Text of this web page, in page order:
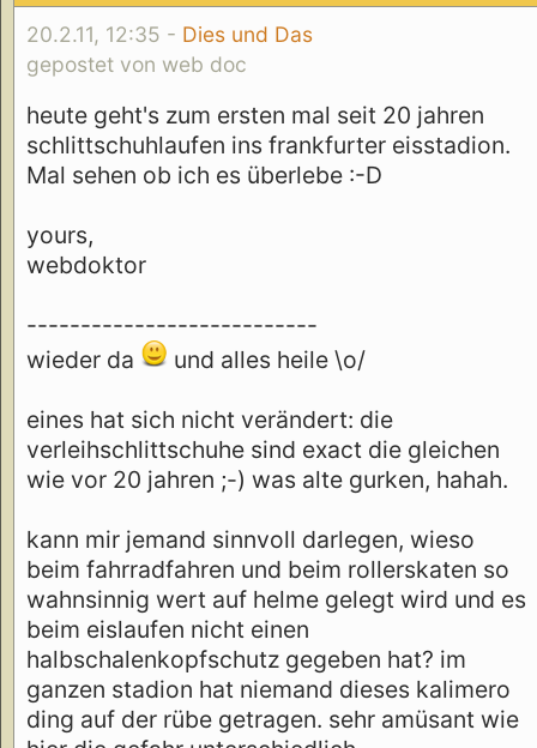
20.2.11, 12:35 - Dies und Das
gepostet von web doc
heute geht's zum ersten mal seit 20 jahren
schlittschuhlaufen ins frankfurter eisstadion.
Mal sehen ob ich es überlebe :-D
yours,
webdoktor
---------------------------
wieder da
und alles heile \o/
eines hat sich nicht verändert: die
verleihschlittschuhe sind exact die gleichen
wie vor 20 jahren ;-) was alte gurken, hahah.
kann mir jemand sinnvoll darlegen, wieso
beim fahrradfahren und beim rollerskaten so
wahnsinnig wert auf helme gelegt wird und es
beim eislaufen nicht einen
halbschalenkopfschutz gegeben hat? im
ganzen stadion hat niemand dieses kalimero
ding auf der rübe getragen. sehr amüsant wie